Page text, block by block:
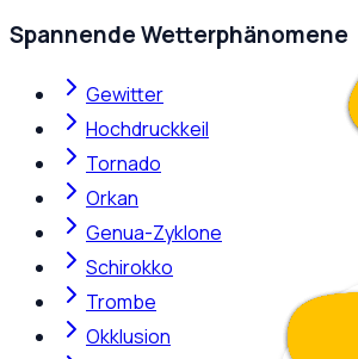
Spannende Wetterphänomene
Gewitter
Hochdruckkeil
Tornado
Orkan
Genua-Zyklone
Schirokko
Trombe
Okklusion